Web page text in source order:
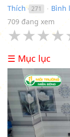
Thích 271 ● Bình
709 đang xem
★★★★
☰ Mục lục